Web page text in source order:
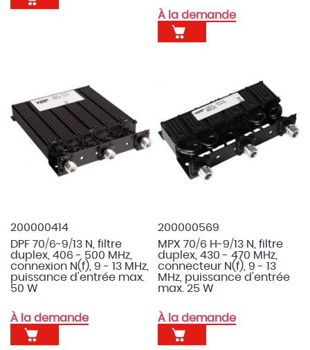
À la demande
200000414
DPF 70/6-9/13 N, filtre
duplex, 406 - 500 MHz,
connexion N(f), 9 - 13 MHz,
puissance d'entrée max.
50 W
À la demande
200000569
MPX 70/6 H-9/13 N, filtre
duplex, 430 - 470 MHz,
connecteur N(f), 9 - 13
MHz, puissance d'entrée
max. 25 W
À la demande